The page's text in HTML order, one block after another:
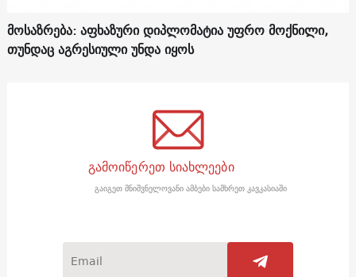
მოსაზრება: აფხაზური დიპლომატია უფრო მოქნილი,
თუნდაც აგრესიული უნდა იყოს
გამოიწერეთ სიახლეები
გაიგეთ მნიშვნელოვანი ამბები სამხრეთ კავკასიაში